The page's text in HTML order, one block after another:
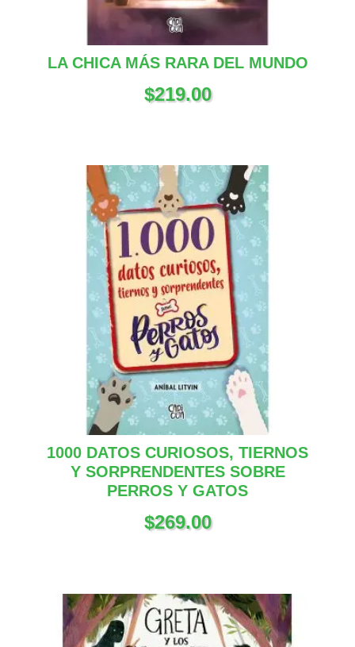
LA CHICA MÁS RARA DEL MUNDO
$219.00
1000 DATOS CURIOSOS, TIERNOS
Y SORPRENDENTES SOBRE
PERROS Y GATOS
$269.00